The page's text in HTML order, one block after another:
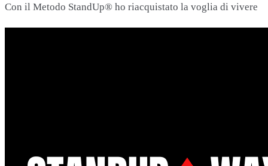
Con il Metodo StandUp® ho riacquistato la voglia di vivere